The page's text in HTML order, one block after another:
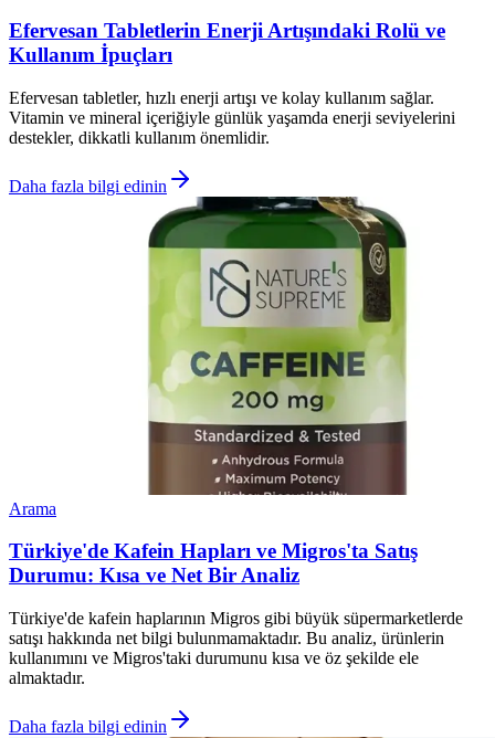
Efervesan Tabletlerin Enerji Artışındaki Rolü ve
Kullanım İpuçları
Efervesan tabletler, hızlı enerji artışı ve kolay kullanım sağlar.
Vitamin ve mineral içeriğiyle günlük yaşamda enerji seviyelerini
destekler, dikkatli kullanım önemlidir.
Daha fazla bilgi edinin
Arama
Türkiye'de Kafein Hapları ve Migros'ta Satış
Durumu: Kısa ve Net Bir Analiz
Türkiye'de kafein haplarının Migros gibi büyük süpermarketlerde
satışı hakkında net bilgi bulunmamaktadır. Bu analiz, ürünlerin
kullanımını ve Migros'taki durumunu kısa ve öz şekilde ele
almaktadır.
Daha fazla bilgi edinin